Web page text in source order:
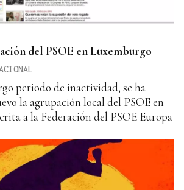
del PSOE en Luxemburgo
periodo de inactividad, se ha
la agrupación local del PSOE en
a la Federación del PSOE Europa